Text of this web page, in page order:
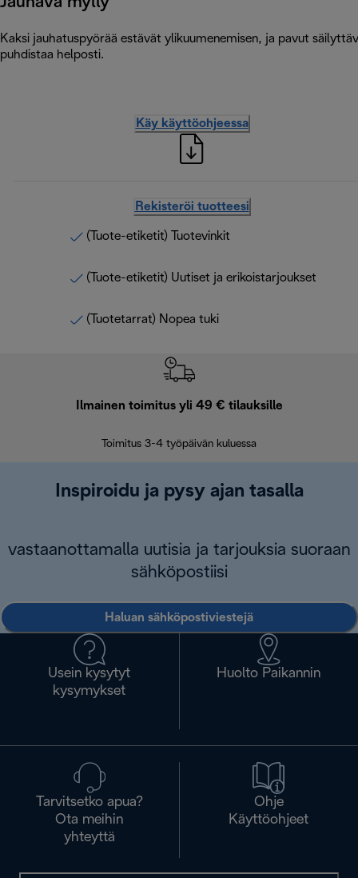
Kaksi jauhatuspyörää estävät ylikuumenemisen, ja pavut
puhdistaa helposti.
Käy käyttöohjeessa
Rekisteröi tuotteesi
(Tuote-etiketit) Tuotevinkit
(Tuote-etiketit) Uutiset ja erikoistarjoukset
(Tuotetarrat) Nopea tuki
Ilmainen toimitus yli 49 € tilauksille
Toimitus 3-4 työpäivän kuluessa
Inspiroidu ja pysy ajan tasalla
vastaanottamalla uutisia ja tarjouksia suoraan
sähköpostiisi
Haluan sähköpostiviestejä
Usein kysytyt
kysymykset
Huolto Paikannin
Tarvitsetko apua?
Ota meihin
yhteyttä
Ohje
Käyttöohjeet